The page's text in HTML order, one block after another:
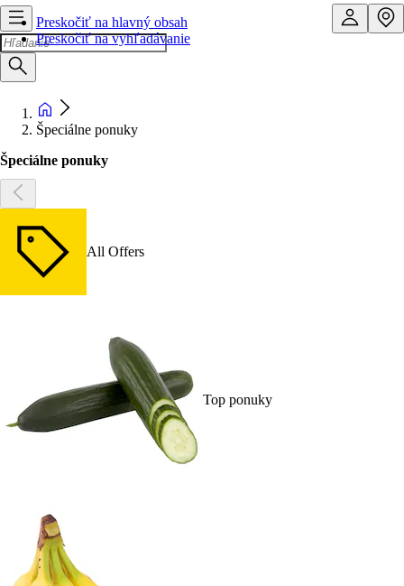
Preskočiť na hlavný obsah
Preskočiť na vyhľadávanie
Špeciálne ponuky
Špeciálne ponuky
All Offers
Top ponuky